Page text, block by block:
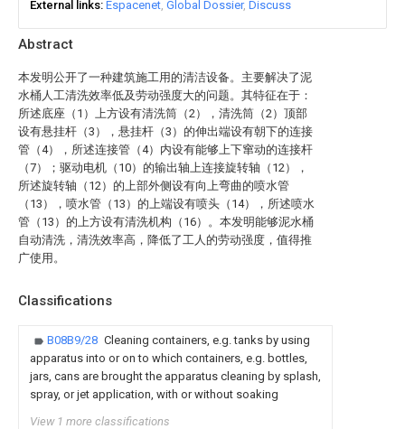
Abstract
本发明公开了一种建筑施工用的清洁设备。主要解决了泥
水桶人工清洗效率低及劳动强度大的问题。其特征在于：
所述底座（1）上方设有清洗筒（2），清洗筒（2）顶部
设有悬挂杆（3），悬挂杆（3）的伸出端设有朝下的连接
管（4），所述连接管（4）内设有能够上下窜动的连接杆
（7）；驱动电机（10）的输出轴上连接旋转轴（12），
所述旋转轴（12）的上部外侧设有向上弯曲的喷水管
（13），喷水管（13）的上端设有喷头（14），所述喷水
管（13）的上方设有清洗机构（16）。本发明能够泥水桶
自动清洗，清洗效率高，降低了工人的劳动强度，值得推
广使用。
Classifications
B08B9/28 Cleaning containers, e.g. tanks by using
apparatus into or on to which containers, e.g. bottles,
jars, cans are brought the apparatus cleaning by splash,
spray, or jet application, with or without soaking
View 1 more classifications
External links Espacenet Global Dossier Discuss